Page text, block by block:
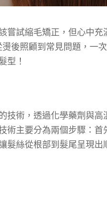
嘗試縮毛矯正，但心中充
燙後照顧到常見問題，一
型！
技術，透過化學藥劑與高
術主要分為兩個步驟：首
髮絲從根部到髮尾呈現出